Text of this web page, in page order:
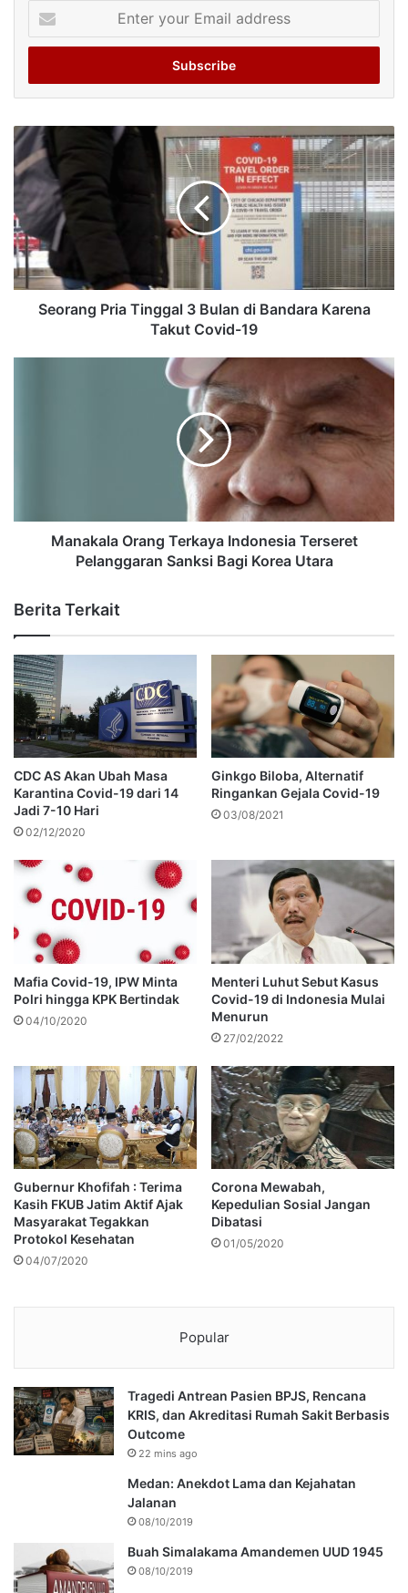
your
Email
Seorang Pria Tinggal 3 Bulan di Bandara Karena
Takut Covid-19
Manakala Orang Terkaya Indonesia Terseret
Pelanggaran Sanksi Bagi Korea Utara
Berita Terkait
CDC AS Akan Ubah Masa
Karantina Covid-19 dari 14
Jadi 7-10 Hari
02/12/2020
Ginkgo Biloba, Alternatif
Ringankan Gejala Covid-19
03/08/2021
Mafia Covid-19, IPW Minta
Polri hingga KPK Bertindak
04/10/2020
Menteri Luhut Sebut Kasus
Covid-19 di Indonesia Mulai
Menurun
27/02/2022
Gubernur Khofifah : Terima
Kasih FKUB Jatim Aktif Ajak
Masyarakat Tegakkan
Protokol Kesehatan
04/07/2020
Corona Mewabah,
Kepedulian Sosial Jangan
Dibatasi
01/05/2020
Popular
Tragedi Antrean Pasien BPJS, Rencana
KRIS, dan Akreditasi Rumah Sakit Berbasis
Outcome
22 mins ago
Medan: Anekdot Lama dan Kejahatan
Jalanan
08/10/2019
Buah Simalakama Amandemen UUD 1945
08/10/2019